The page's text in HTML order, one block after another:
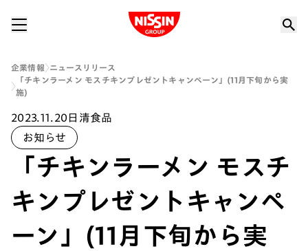
Nissin Group
企業情報
ニュースリリース
「チキンラーメン モスチキンプレゼントキャンペーン」(11月下旬から実
施)
2023.11.20 日清食品
お知らせ
「チキンラーメン モスチ
キンプレゼントキャンペ
ーン」(11月下旬から実